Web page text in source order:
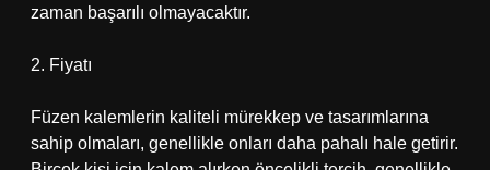
zaman başarılı olmayacaktır.
2. Fiyatı
Füzen kalemlerin kaliteli mürekkep ve tasarımlarına
sahip olmaları, genellikle onları daha pahalı hale getirir.